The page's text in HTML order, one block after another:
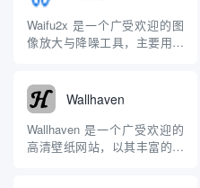
项最新实验项目，定位为“AI-
powered concepting bo...
Waifu2x 是一个广受欢迎的图
像放大与降噪工具，主要用于
量。它最初由日本开发者
nagadomi 在 2015 年开发，基
于深度卷积神经网络（CNN）
技术，旨在将模糊或像素化的
Wallhaven
Wallhaven 是一个广受欢迎的
高清壁纸网站，以其丰富的资